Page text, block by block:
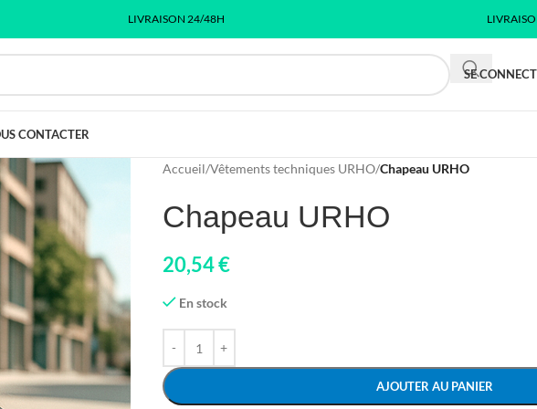
LIVRAISON 24/48H
SE
CONTACTER
Accueil/Vêtements techniques URHO/Chapeau URHO
Chapeau URHO
20,54€
En stock
AJOUTER AU PANIER